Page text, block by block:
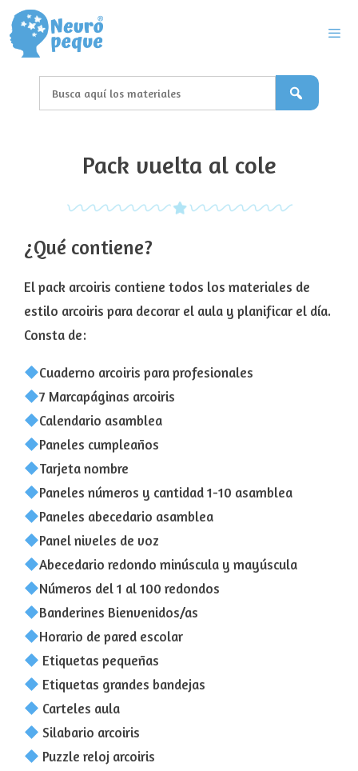
Saltar
al
contenido
Pack vuelta al cole
¿Qué contiene?
El pack arcoiris contiene todos los materiales de
estilo arcoiris para decorar el aula y planificar el día.
Consta de:
Cuaderno arcoiris para profesionales
7 Marcapáginas arcoiris
Calendario asamblea
Paneles cumpleaños
Tarjeta nombre
Paneles números y cantidad 1-10 asamblea
Paneles abecedario asamblea
Panel niveles de voz
Abecedario redondo minúscula y mayúscula
Números del 1 al 100 redondos
Banderines Bienvenidos/as
Horario de pared escolar
Etiquetas pequeñas
Etiquetas grandes bandejas
Carteles aula
Silabario arcoiris
Puzzle reloj arcoiris